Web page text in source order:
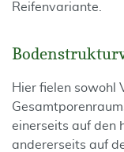
Reifenvariante.
Hier fielen sowohl
einerseits auf den
andererseits auf